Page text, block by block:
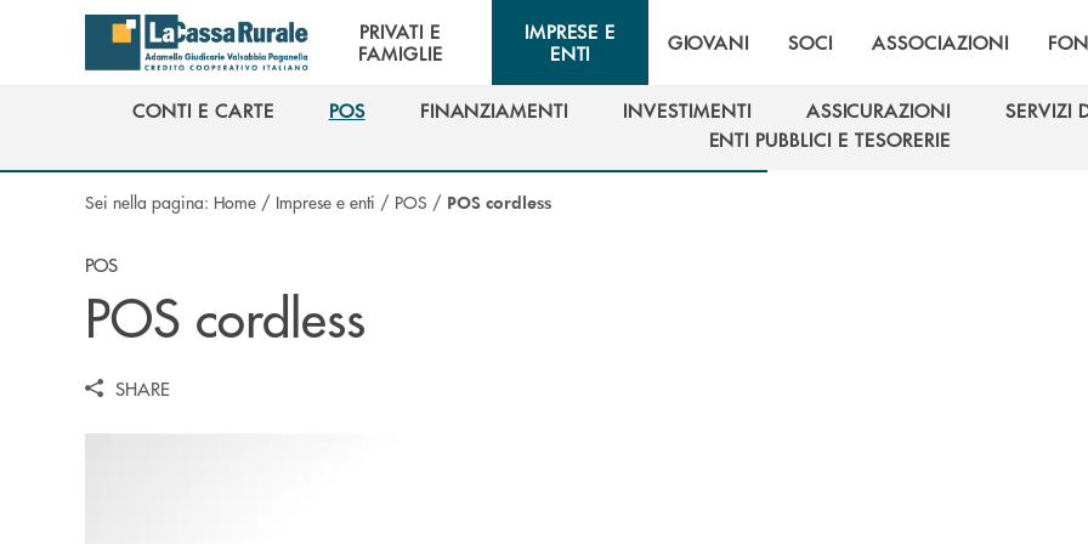
Salta al contenuto principale
PRIVATI E
FAMIGLIE
IMPRESE E
ENTI
GIOVANI SOCI ASSOCIAZIONI
CONTI E CARTE
POS
FINANZIAMENTI
INVESTIMENTI
INVESTIMENTI
ASSICURAZIONI
ASSICURAZIONI
SERVIZI
ENTI PUBBLICI E TESORERIE
ENTI PUBBLICI E TESORERIE
Sei nella pagina: Home / Imprese e enti / POS / POS cordless
POS
POS cordless
SHARE